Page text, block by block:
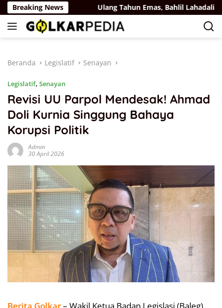
Langsung
ke
konten
Breaking News
Belaya Rus Ulang Tahun Emas, Bahlil Lahadalia
Beranda Legislatif Senayan
Legislatif, Senayan
Revisi UU Parpol Mendesak! Ahmad
Doli Kurnia Singgung Bahaya
Korupsi Politik
Admin
30 April 2026
Berita Golkar– Wakil Ketua Badan Legislasi (Baleg)